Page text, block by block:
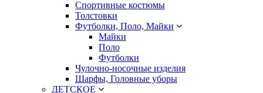
Спортивные костюмы
Толстовки
Футболки, Поло, Майки
Майки
Поло
Футболки
Чулочно-носочные изделия
Шарфы, Головные уборы
ДЕТСКОЕ